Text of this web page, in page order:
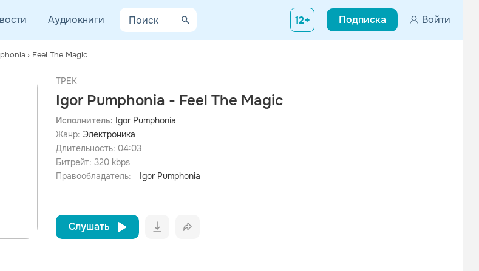
Аудиокниги 12+ Подписка Войти
› Feel The Magic
ТРЕК
Igor Pumphonia - Feel The Magic
Исполнитель: Igor Pumphonia
Жанр: Электроника
Длительность: 04:03
Битрейт: 320 kbps
Правообладатель:
Igor Pumphonia
Слушать
просмотра рекламы
оформления подписки.
просмотра Вы сможете скачать 3 файла без
дополнительной рекламы!